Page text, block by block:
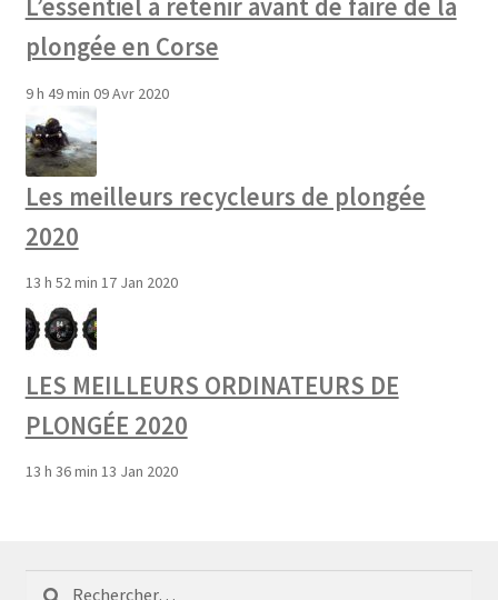
L’essentiel à retenir avant de faire de la
plongée en Corse
9 h 49 min 09 Avr 2020
Les meilleurs recycleurs de plongée
2020
13 h 52 min 17 Jan 2020
LES MEILLEURS ORDINATEURS DE
PLONGÉE 2020
13 h 36 min 13 Jan 2020